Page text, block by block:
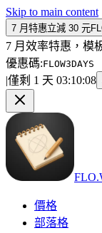
Skip to main content
7 月特惠立減 30 元
7 月效率特惠，模
優惠碼:FLOW3DAYS
|僅剩 1 天 03:10:08
價格
部落格